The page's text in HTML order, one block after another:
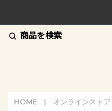
商品を検索
HOME | オンラインストア